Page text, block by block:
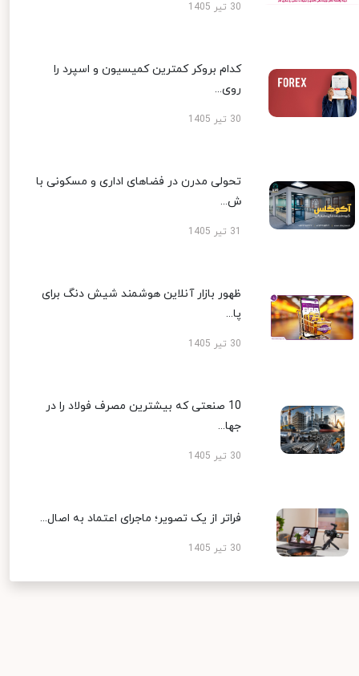
30 تیر 1405
کدام بروکر کمترین کمیسیون و اسپرد را
روی...
30 تیر 1405
تحولی مدرن در فضاهای اداری و مسکونی با
ش...
ظهور بازار آنلاین هوشمند شیش دنگ برای
پا...
30 تیر 1405
10 صنعتی که بیشترین مصرف فولاد را در
جها...
30 تیر 1405
فراتر از یک تصویر؛ ماجرای اعتماد به اصال...
30 تیر 1405